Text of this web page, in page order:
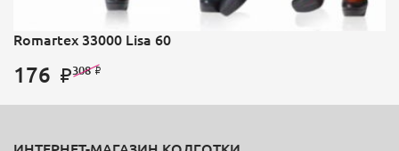
Romartex 33000 Lisa 60
176 308